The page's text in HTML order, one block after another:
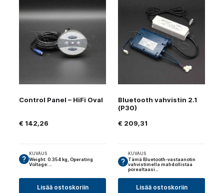
Control Panel – HiFi Oval
€ 142,26
KUVAUS
Weight: 0.354 kg, Operating
Voltage:…
Lisää ostoskoriin
Bluetooth vahvistin 2.1
(P30)
€ 209,31
KUVAUS
Tämä Bluetooth-vastaanotin
vahvistimella mahdollistaa
porealtaasi…
Lisää ostoskoriin